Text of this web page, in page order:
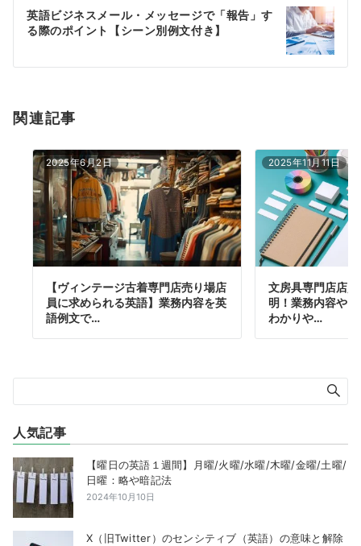
ン
英語ビジネスメール・メッセージで「報告」す
る際のポイント【シーン別例文付き】
関連記事
2025年6月2日
【ヴィンテージ古着専門店売り場店
員に求められる英語】業務内容を英
語例文で…
2025年11月11日
文房具専門店店
明！業務内容や
わかりや…
人気記事
【曜日の英語１週間】月曜/火曜/水曜/木曜/金曜/土曜/
日曜：略や暗記法
2024年10月10日
X（旧Twitter）のセンシティブ（英語）の意味と解除